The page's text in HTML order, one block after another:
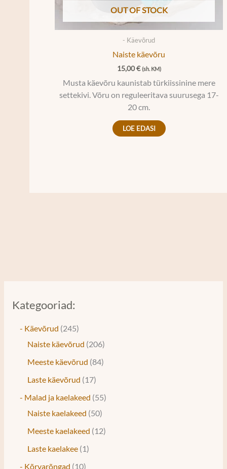
Kategooriad:
- Käevõrud 245
Naiste käevõrud 206
Meeste käevõrud 84
Laste käevõrud
17
- Malad ja kaelakeed 55
Naiste kaelakeed 50
Meeste kaelakeed
12
Laste kaelakee 1
- Kõrvarõngad
10
OUT OF STOCK
- Käevõrud
Naiste käevõru
15,00€ (sh. KM)
Musta käevõru kaunistab türkiissinine mere
settekivi. Võru on reguleeritava suurusega 17-
20 cm.
LOE EDASI